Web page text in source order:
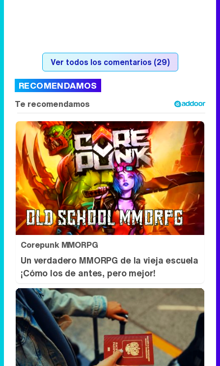
Ver todos los comentarios (29)
RECOMENDAMOS
Corepunk MMORPG
Un verdadero MMORPG de la vieja escuela
¡Cómo los de antes, pero mejor!